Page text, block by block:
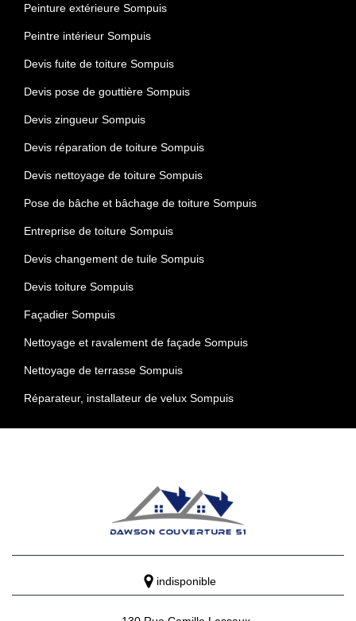
Peinture extérieure Sompuis
Peintre intérieur Sompuis
Devis fuite de toiture Sompuis
Devis pose de gouttière Sompuis
Devis zingueur Sompuis
Devis réparation de toiture Sompuis
Devis nettoyage de toiture Sompuis
Pose de bâche et bâchage de toiture Sompuis
Entreprise de toiture Sompuis
Devis changement de tuile Sompuis
Devis toiture Sompuis
Façadier Sompuis
Nettoyage et ravalement de façade Sompuis
Nettoyage de terrasse Sompuis
Réparateur, installateur de velux Sompuis
indisponible